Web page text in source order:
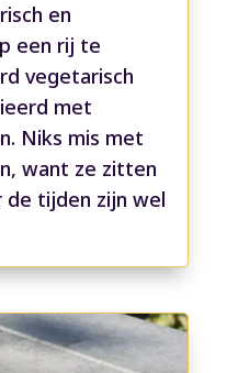
en
een rij te
vegetarisch
met
Niks mis met
want ze zitten
de tijden zijn wel